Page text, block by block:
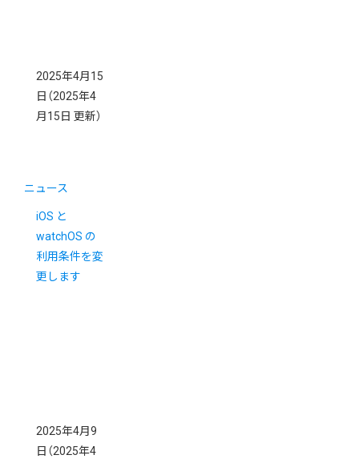
2025年4月15
日 （2025年4
月15日 更新）
ニュース
iOS と
watchOS の
利用条件を変
更します
2025年4月9
日 （2025年4